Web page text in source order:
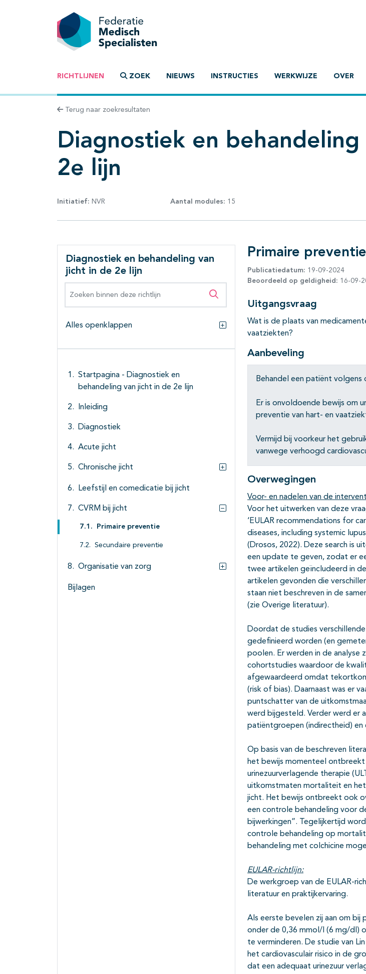
RICHTLIJNEN ZOEK NIEUWS INSTRUCTIES WERKWIJZE OVER
Terug naar zoekresultaten
Diagnostiek en
2e lijn
Initiatief: NVR Aantal modules: 15
Diagnostiek en behandeling van
jicht in de 2e lijn
Zoeken binnen deze richtlijn
Alles openklappen
Alles openklappen
Startpagina - Diagnostiek en
behandeling van jicht in de 2e lijn
Inleiding
Diagnostiek
Acute jicht
Chronische jicht
Subpagina's open- en dichtklappen
Leefstijl en comedicatie bij jicht
CVRM bij jicht
Subpagina's open- en dichtklappen
Primaire preventie
Secundaire preventie
Organisatie van zorg
Subpagina's open- en dichtklappen
Bijlagen
Primaire preventie
Publicatiedatum: 19-09-2024
Beoordeeld op geldigheid: 16-09-
Uitgangsvraag
Wat is de plaats van
vaatziekten?
Aanbeveling
Behandel een patiënt volgens
Er is onvoldoende bewijs om
preventie van hart- en
Vermijd bij voorkeur het
vanwege verhoogd
Overwegingen
Voor- en nadelen van de
Voor het uitwerken van deze
‘EULAR recommendations for
diseases, including systemic
(Drosos, 2022). Deze search is
een update te geven, zodat er
twee artikelen geïncludeerd in
artikelen gevonden die
staan niet beschreven in de
(zie Overige literatuur).
Doordat de studies
gedefinieerd worden (en
poolen. Er werden in de analyse
cohortstudies waardoor de
afgewaardeerd omdat
(risk of bias). Daarnaast was er
puntschatter van de
werd bijgesteld. Verder werd er
patiëntgroepen (indirectheid)
Op basis van de beschreven
het bewijs momenteel ontbreekt
urinezuurverlagende therapie
uitkomstmaten mortaliteit en het
jicht. Het bewijs ontbreekt ook
een controle behandeling voor
bijwerkingen”. Tegelijkertijd
controle behandeling op
behandeling met colchicine
EULAR-richtlijn:
De werkgroep van de EULAR-
literatuur en praktijkervaring.
Als eerste bevelen zij aan om bij
onder de 0,36 mmol/l (6 mg/dl)
te verminderen. De studie van
het cardiovasculair risico in de
dat een adequaat urinezuur